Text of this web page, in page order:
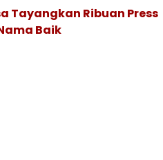
Tayangkan Ribuan Press
Baik